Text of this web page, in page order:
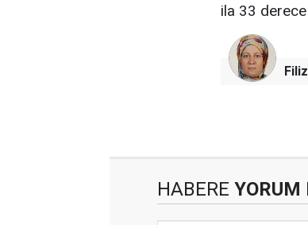
ila 33
HABERE YORUM